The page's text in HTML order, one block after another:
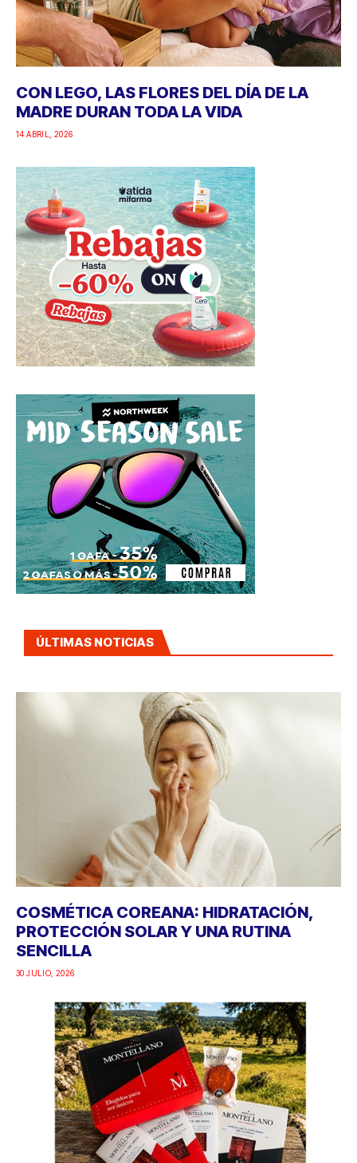
CON LEGO, LAS FLORES DEL DÍA DE LA
MADRE DURAN TODA LA VIDA
14 ABRIL, 2026
ÚLTIMAS NOTICIAS
COSMÉTICA COREANA: HIDRATACIÓN,
PROTECCIÓN SOLAR Y UNA RUTINA
SENCILLA
30 JULIO, 2026